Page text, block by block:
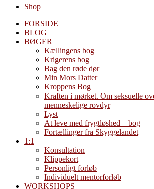
Shop
FORSIDE
BLOG
BØGER
Kællingens bog
Krigerens bog
Bag den røde dør
Min Mors Datter
Kroppens Bog
Kraften i mørket. Om seksuelle
menneskelige rovdyr
Lyst
At leve med frygtløshed – bog
Fortællinger fra Skyggelandet
1:1
Konsultation
Klippekort
Personligt forløb
Individuelt mentorforløb
WORKSHOPS